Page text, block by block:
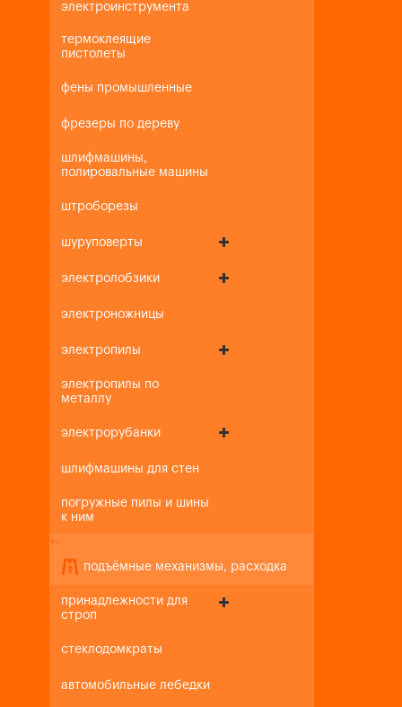
электроинструмента
термоклеящие
пистолеты
фены промышленные
фрезеры по дереву
шлифмашины,
полировальные машины
штроборезы
шуруповерты
электролобзики
электроножницы
электропилы
электропилы по
металлу
электрорубанки
шлифмашины для стен
погружные пилы и шины
к ним
+-
подъёмные механизмы, расходка
принадлежности для
строп
стеклодомкраты
автомобильные лебедки